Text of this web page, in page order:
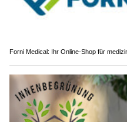
Forni Medical: Ihr Online-Shop für